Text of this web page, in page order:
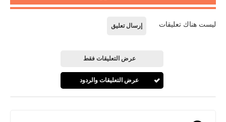
ليست هناك تعليقات إرسال تعليق
عرض التعليقات فقط
عرض التعليقات والردود